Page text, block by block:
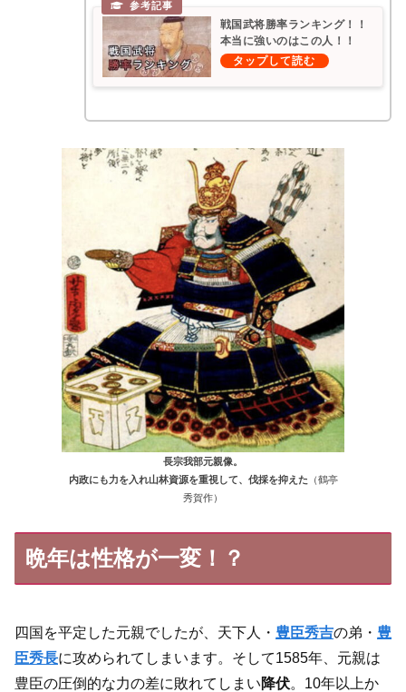
戦国武将勝率ランキング！！
本当に強いのはこの人！！
長宗我部元親像。
内政にも力を入れ山林資源を重視して、伐採を抑えた （鶴亭
秀賀作）
晩年は性格が一変！？
四国を平定した元親でしたが、天下人・ 豊臣秀吉の弟・ 豊
臣秀長に攻められてしまいます。そして1585年、元親は
豊臣の圧倒的な力の差に敗れてしまい降伏。10年以上か